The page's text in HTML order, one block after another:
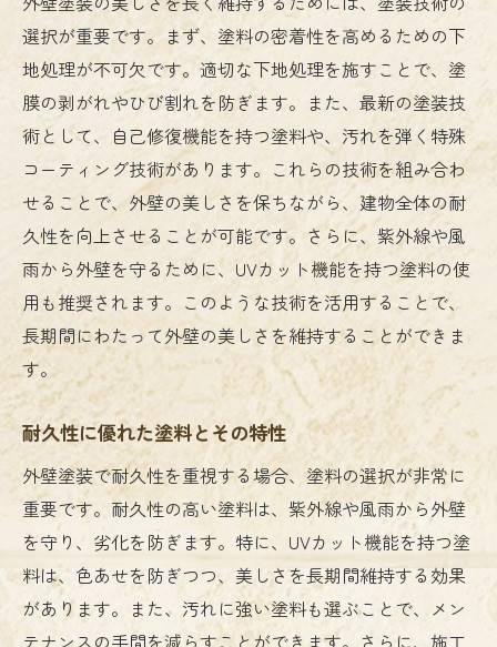
選択が重要です。まず、塗料の密着性を高めるための下
地処理が不可欠です。適切な下地処理を施すことで、塗
膜の剥がれやひび割れを防ぎます。また、最新の塗装技
術として、自己修復機能を持つ塗料や、汚れを弾く特殊
コーティング技術があります。これらの技術を組み合わ
せることで、外壁の美しさを保ちながら、建物全体の耐
久性を向上させることが可能です。さらに、紫外線や風
雨から外壁を守るために、UVカット機能を持つ塗料の使
用も推奨されます。このような技術を活用することで、
長期間にわたって外壁の美しさを維持することができま
す。
耐久性に優れた塗料とその特性
外壁塗装で耐久性を重視する場合、塗料の選択が非常に
重要です。耐久性の高い塗料は、紫外線や風雨から外壁
を守り、劣化を防ぎます。特に、UVカット機能を持つ塗
料は、色あせを防ぎつつ、美しさを長期間維持する効果
があります。また、汚れに強い塗料も選ぶことで、メン
テナンスの手間を減らすことができます。さらに、施工